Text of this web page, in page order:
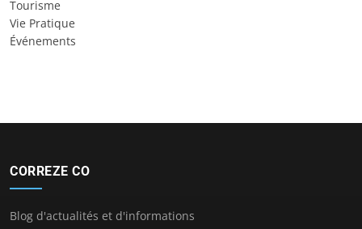
Tourisme
Vie Pratique
Événements
CORREZE CO
Blog d'actualités et d'informations